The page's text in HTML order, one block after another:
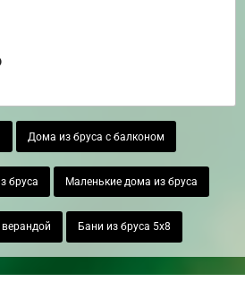
Дома из бруса с балконом
бруса Маленькие дома из бруса
верандой Бани из бруса 5х8